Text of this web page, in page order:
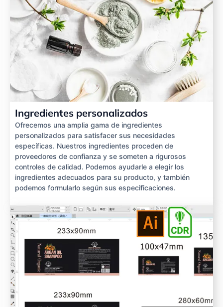
Ingredientes personalizados
Ofrecemos una amplia gama de ingredientes
personalizados para satisfacer sus necesidades
específicas. Nuestros ingredientes proceden de
proveedores de confianza y se someten a rigurosos
controles de calidad. Podemos ayudarle a elegir los
ingredientes adecuados para su producto, y también
podemos formularlo según sus especificaciones.